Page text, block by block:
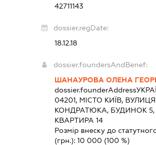
42711143
dossier.regDate:
18.12.18
dossier.foundersAndBenef:
ШАНАУРОВА ОЛЕНА
dossier.founderAddress
04201, МІСТО КИЇВ,
КОНДРАТЮКА, БУДИНОК 5,
КВАРТИРА 14
Розмір внеску до
(грн.): 10 000 (100 %)